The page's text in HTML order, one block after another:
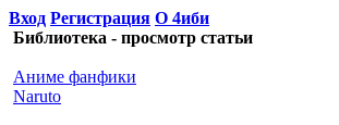
Вход Регистрация О 4иби
Библиотека - просмотр статьи
Аниме фанфики
Naruto